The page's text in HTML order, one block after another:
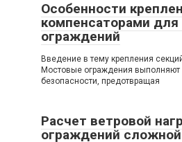
Особенности
компенсаторами
ограждений
Введение в тему крепления
Мостовые ограждения
безопасности, предотвращая
Расчет ветровой
ограждений сложной